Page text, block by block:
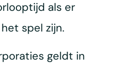
als er
spel zijn.
geldt in